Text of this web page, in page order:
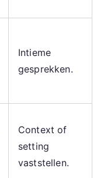
Intieme
gesprekken.
Context of
setting
vaststellen.